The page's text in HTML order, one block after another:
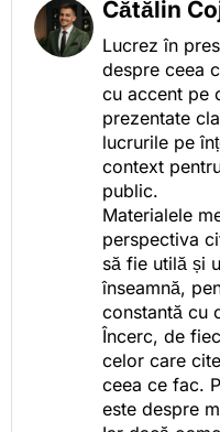
Cătălin
Lucrez în
despre ceea
cu accent pe
prezentate
lucrurile pe
context
public.
Materialele
perspectiva
să fie utilă și
înseamnă,
constantă cu
Încerc, de
celor care
ceea ce fac.
este despre